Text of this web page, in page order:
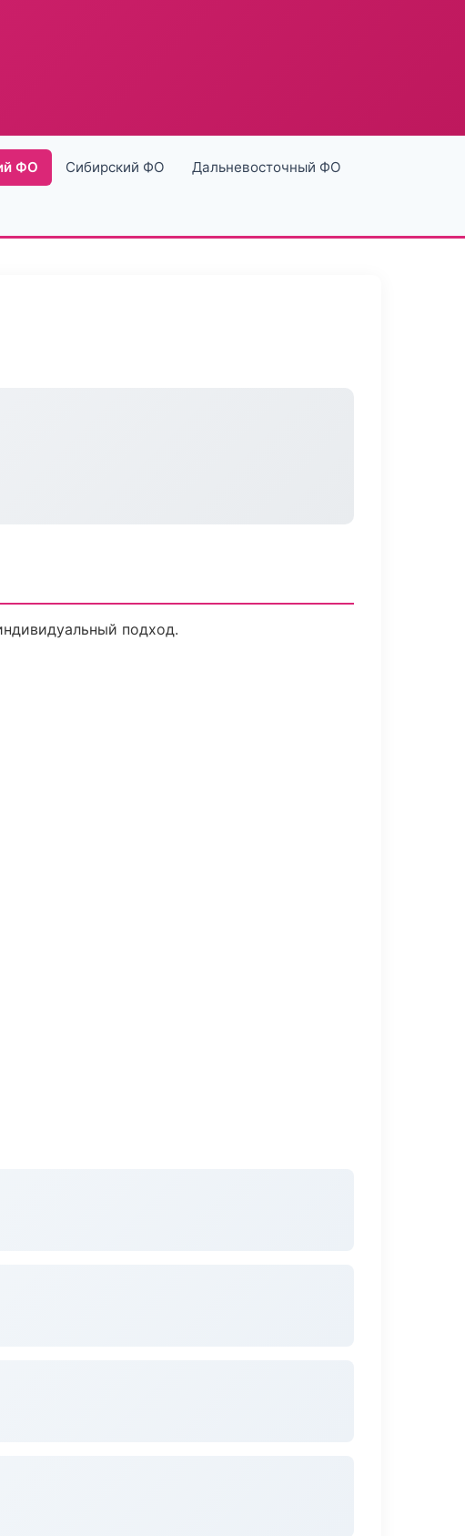
ФО Сибирский ФО Дальневосточный ФО
подход.